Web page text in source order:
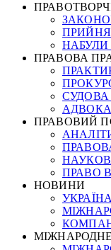
НАБУЛИ
ПРАВОВА
СУДОВА
ПРАВОВИЙ
ПРАВО
НОВИНИ
УКРАЇНА